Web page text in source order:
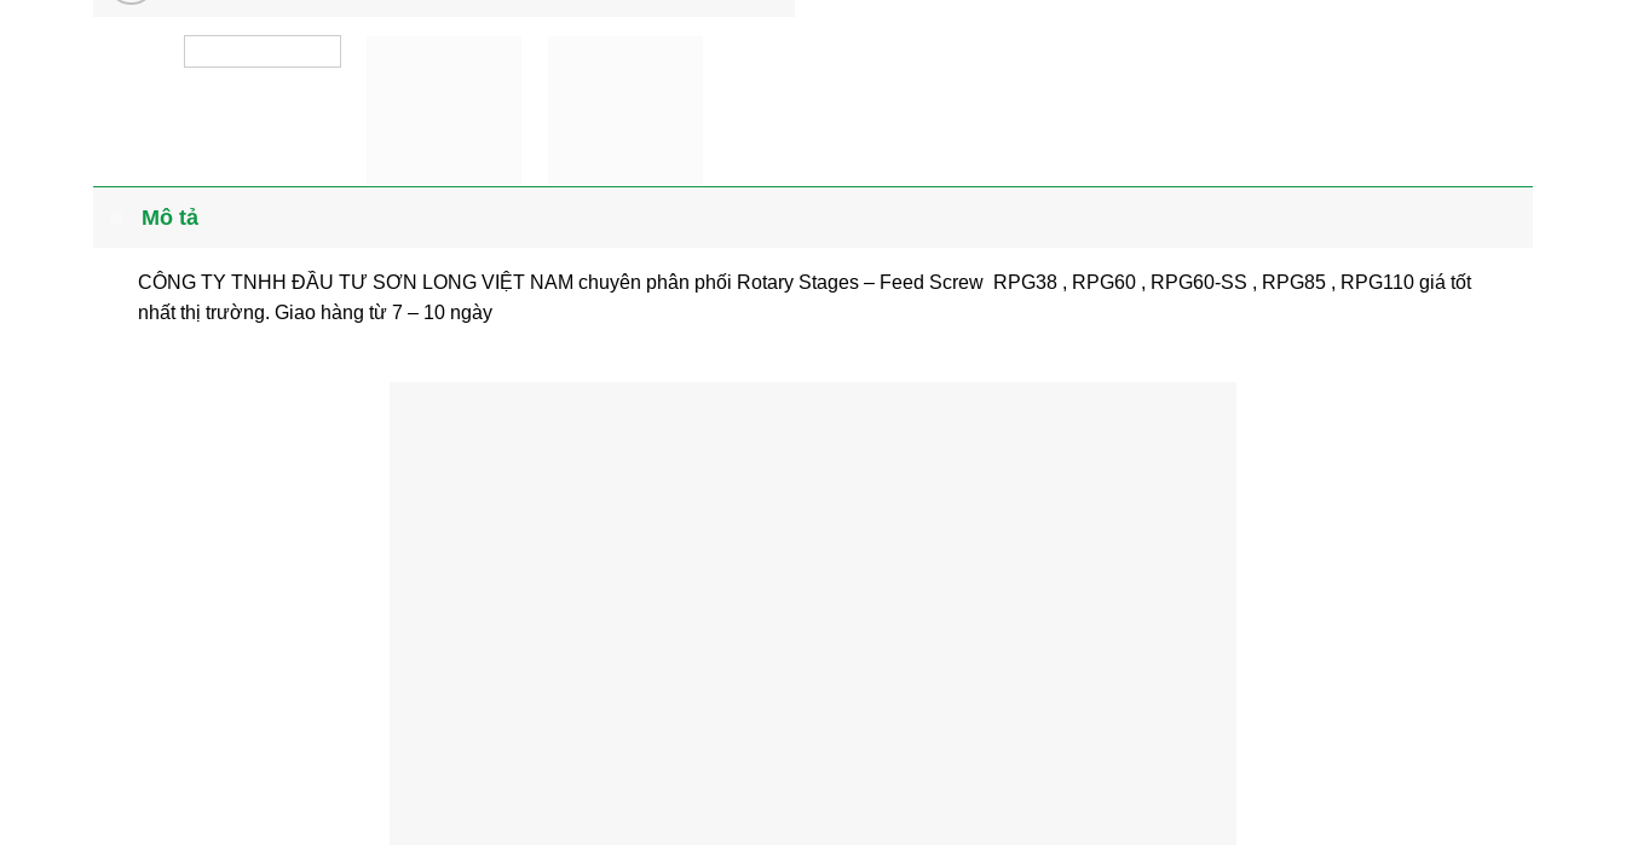
Mô tả
CÔNG TY TNHH ĐẦU TƯ SƠN LONG VIỆT NAM chuyên phân phối Rotary Stages – Feed Screw RPG38 , RPG60 , RPG60-SS , RPG85 , RPG110 giá tốt
nhất thị trường. Giao hàng từ 7 – 10 ngày